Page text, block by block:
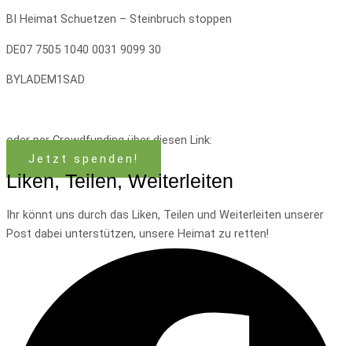
BI Heimat Schuetzen – Steinbruch stoppen
DE07 7505 1040 0031 9099 30
BYLADEM1SAD
oder per Crowdfunding über diesen Link:
Jetzt spenden!
Liken, Teilen, Weiterleiten
Ihr könnt uns durch das Liken, Teilen und Weiterleiten unserer
Post dabei unterstützen, unsere Heimat zu retten!